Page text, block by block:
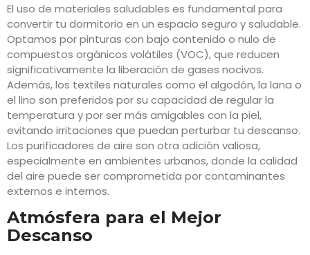
El uso de materiales saludables es fundamental para
convertir tu dormitorio en un espacio seguro y saludable.
Optamos por pinturas con bajo contenido o nulo de
compuestos orgánicos volátiles (VOC), que reducen
significativamente la liberación de gases nocivos.
Además, los textiles naturales como el algodón, la lana o
el lino son preferidos por su capacidad de regular la
temperatura y por ser más amigables con la piel,
evitando irritaciones que puedan perturbar tu descanso.
Los purificadores de aire son otra adición valiosa,
especialmente en ambientes urbanos, donde la calidad
del aire puede ser comprometida por contaminantes
externos e internos.
Atmósfera para el Mejor
Descanso